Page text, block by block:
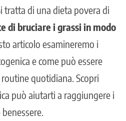
tratta di una dieta povera di
di bruciare i grassi in modo
articolo esamineremo i
e come può essere
quotidiana. Scopri
può aiutarti a raggiungere i